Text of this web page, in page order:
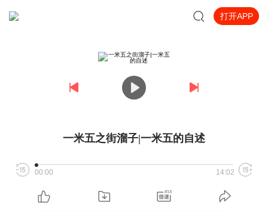
打开APP
一米五之街溜子|一米五的自述
00:00 14:02